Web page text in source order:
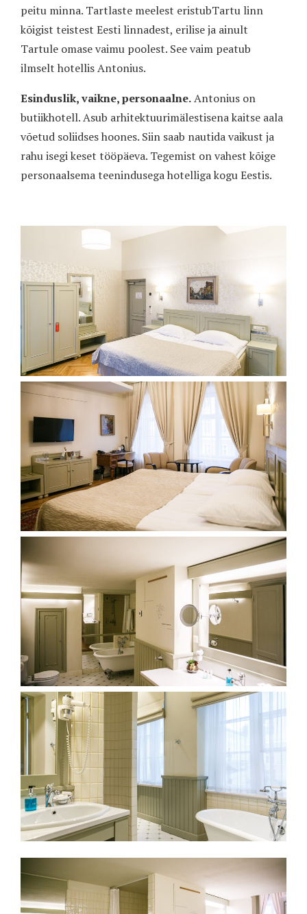
peitu minna. Tartlaste meelest eristubTartu linn
kõigist teistest Eesti linnadest, erilise ja ainult
Tartule omase vaimu poolest. See vaim peatub
ilmselt hotellis Antonius.
Esinduslik, vaikne, personaalne.Antonius on
butiikhotell. Asub arhitektuurimälestisena kaitse aala
võetud soliidses hoones. Siin saab nautida vaikust ja
rahu isegi keset tööpäeva. Tegemist on vahest kõige
personaalsema teenindusega hotelliga kogu Eestis.